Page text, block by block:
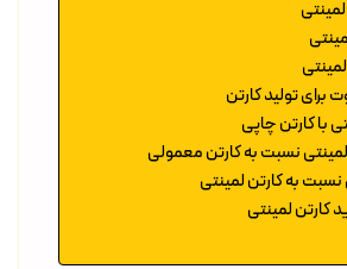
برای تولید کارتن
با کارتن چاپی
نسبت به کارتن معمولی
به کارتن لمینتی
کارتن لمینتی